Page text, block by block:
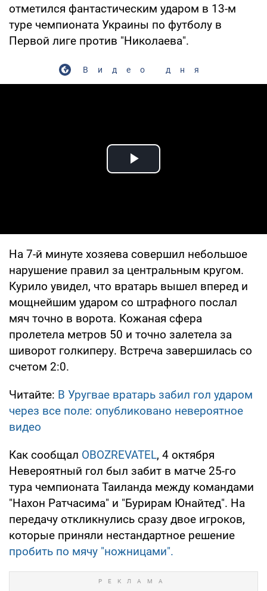
отметился фантастическим ударом в 13-м
туре чемпионата Украины по футболу в
Первой лиге против "Николаева".
Видео дня
Play Video
На 7-й минуте хозяева совершил небольшое
нарушение правил за центральным кругом.
Курило увидел, что вратарь вышел вперед и
мощнейшим ударом со штрафного послал
мяч точно в ворота. Кожаная сфера
пролетела метров 50 и точно залетела за
шиворот голкиперу. Встреча завершилась со
счетом 2:0.
Читайте: В Уругвае вратарь забил гол ударом
через все поле: опубликовано невероятное
видео
Как сообщал OBOZREVATEL, 4 октября
Невероятный гол был забит в матче 25-го
тура чемпионата Таиланда между командами
"Нахон Ратчасима" и "Бурирам Юнайтед". На
передачу откликнулись сразу двое игроков,
которые приняли нестандартное решение
пробить по мячу "ножницами".